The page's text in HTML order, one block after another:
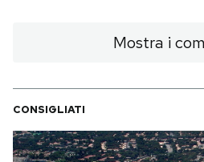
Mostra i
CONSIGLIATI